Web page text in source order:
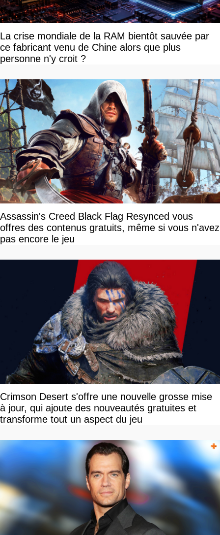
La crise mondiale de la RAM bientôt sauvée par
ce fabricant venu de Chine alors que plus
personne n'y croit ?
Assassin's Creed Black Flag Resynced vous
offres des contenus gratuits, même si vous n'avez
pas encore le jeu
Crimson Desert s'offre une nouvelle grosse mise
à jour, qui ajoute des nouveautés gratuites et
transforme tout un aspect du jeu